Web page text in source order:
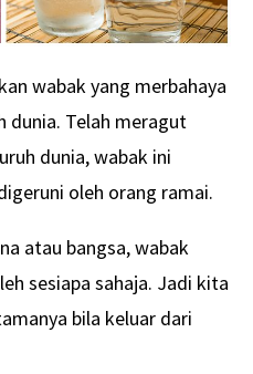
wabak yang merbahaya
dunia. Telah meragut
dunia, wabak ini
oleh orang ramai.
atau bangsa, wabak
sesiapa sahaja. Jadi kita
bila keluar dari